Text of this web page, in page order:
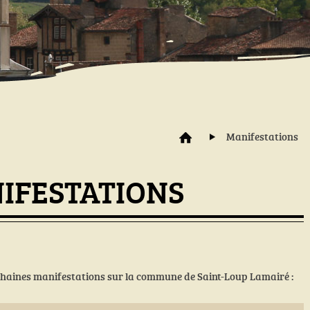
Manifestations
manifestations sur la commune de Saint-Loup Lamairé :